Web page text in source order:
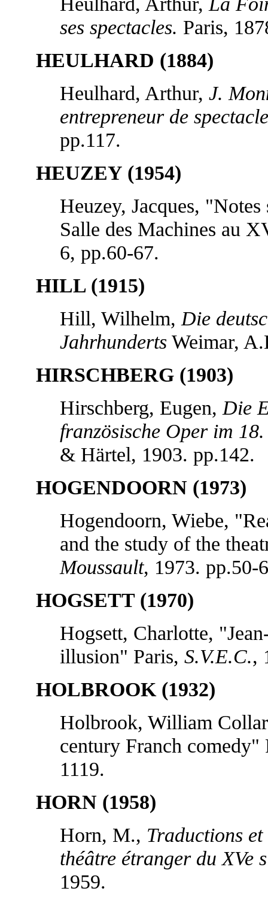
ses spectacles. Paris,
HEULHARD (1884)
Heulhard, Arthur, J.
entrepreneur de
pp.117.
HEUZEY (1954)
Heuzey, Jacques,
Salle des Machines au
6, pp.60-67.
HILL (1915)
Hill, Wilhelm, Die
Jahrhunderts Weimar,
HIRSCHBERG (1903)
Hirschberg, Eugen, Die
französische Oper im
& Härtel, 1903. pp.142.
HOGENDOORN (1973)
Hogendoorn, Wiebe,
and the study of the
Moussault, 1973. pp.50-
HOGSETT (1970)
Hogsett, Charlotte,
illusion" Paris, S.V.E.C.,
HOLBROOK (1932)
Holbrook, William
century Franch comedy"
1119.
HORN (1958)
Horn, M., Traductions
théâtre étranger du XVe
1959.